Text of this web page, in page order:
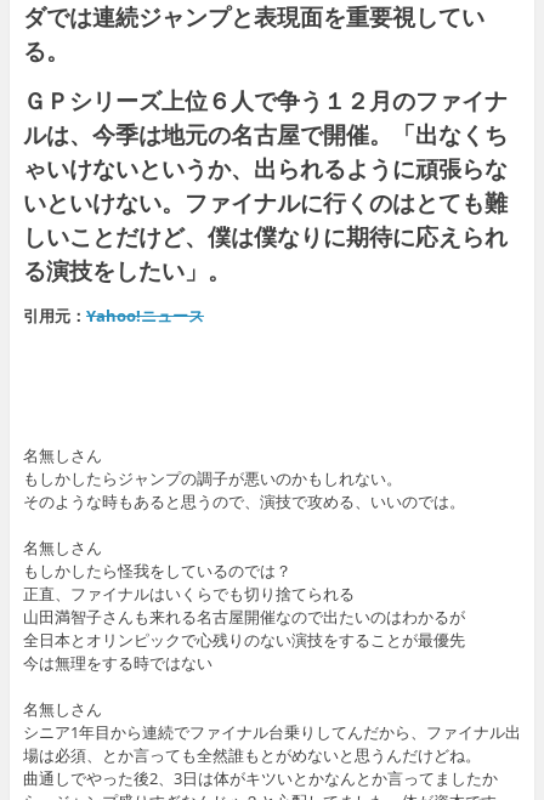
ダでは連続ジャンプと表現面を重要視してい
る。
ＧＰシリーズ上位６人で争う１２月のファイナ
ルは、今季は地元の名古屋で開催。「出なくち
ゃいけないというか、出られるように頑張らな
いといけない。ファイナルに行くのはとても難
しいことだけど、僕は僕なりに期待に応えられ
る演技をしたい」。
引用元： Yahoo!ニュース
名無しさん
もしかしたらジャンプの調子が悪いのかもしれない。
そのような時もあると思うので、演技で攻める、いいのでは。
名無しさん
もしかしたら怪我をしているのでは？
正直、ファイナルはいくらでも切り捨てられる
山田満智子さんも来れる名古屋開催なので出たいのはわかるが
全日本とオリンピックで心残りのない演技をすることが最優先
今は無理をする時ではない
名無しさん
シニア1年目から連続でファイナル台乗りしてんだから、ファイナル出
場は必須、とか言っても全然誰もとがめないと思うんだけどね。
曲通しでやった後2、3日は体がキツいとかなんとか言ってましたか